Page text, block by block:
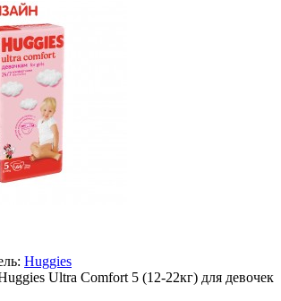
Huggies
Ultra Comfort 5 (12-22кг) для девочек